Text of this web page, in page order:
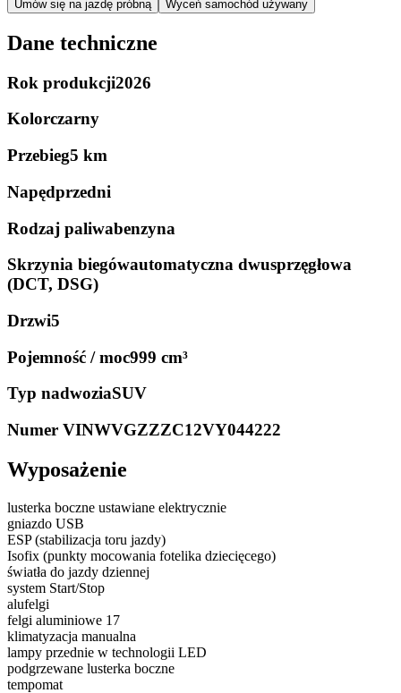
Umów się na jazdę próbną Wyceń samochód używany
Dane techniczne
Rok produkcji2026
Kolorczarny
Przebieg5 km
Napędprzedni
Rodzaj paliwabenzyna
Skrzynia biegówautomatyczna dwusprzęgłowa
(DCT, DSG)
Drzwi5
Pojemność / moc999 cm³
Typ nadwoziaSUV
Numer VINWVGZZZC12VY044222
Wyposażenie
lusterka boczne ustawiane elektrycznie
gniazdo USB
ESP (stabilizacja toru jazdy)
Isofix (punkty mocowania fotelika dziecięcego)
światła do jazdy dziennej
system Start/Stop
alufelgi
felgi aluminiowe 17
klimatyzacja manualna
lampy przednie w technologii LED
podgrzewane lusterka boczne
tempomat